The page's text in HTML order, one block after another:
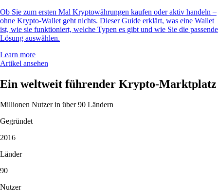
Ob Sie zum ersten Mal Kryptowährungen kaufen oder aktiv handeln –
ohne Krypto-Wallet geht nichts. Dieser Guide erklärt, was eine Wallet
ist, wie sie funktioniert, welche Typen es gibt und wie Sie die passende
Lösung auswählen.
Learn more
Artikel ansehen
Ein weltweit führender Krypto-Marktplatz
Millionen Nutzer in über 90 Ländern
Gegründet
2016
Länder
90
Nutzer